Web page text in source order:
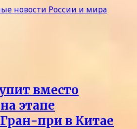
вместо
этапе
при в Китае